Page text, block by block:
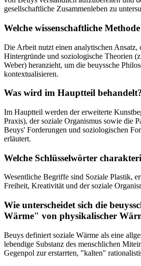
gesellschaftliche Zusammenleben zu
Welche wissenschaftliche
Die Arbeit nutzt einen analytischen Ansatz,
Hintergründe und soziologische Theorien
Weber) heranzieht, um die beuyssche
kontextualisieren.
Was wird im Hauptteil
Im Hauptteil werden der erweiterte
Praxis), der soziale Organismus sowie die
Beuys' Forderungen und soziologischen
erläutert.
Welche Schlüsselwörter
Wesentliche Begriffe sind Soziale Plastik,
Freiheit, Kreativität und der soziale
Wie unterscheidet sich die
Wärme" von physikalischer
Beuys definiert soziale Wärme als eine
lebendige Substanz des menschlichen
Gegenpol zur erstarrten, "kalten"